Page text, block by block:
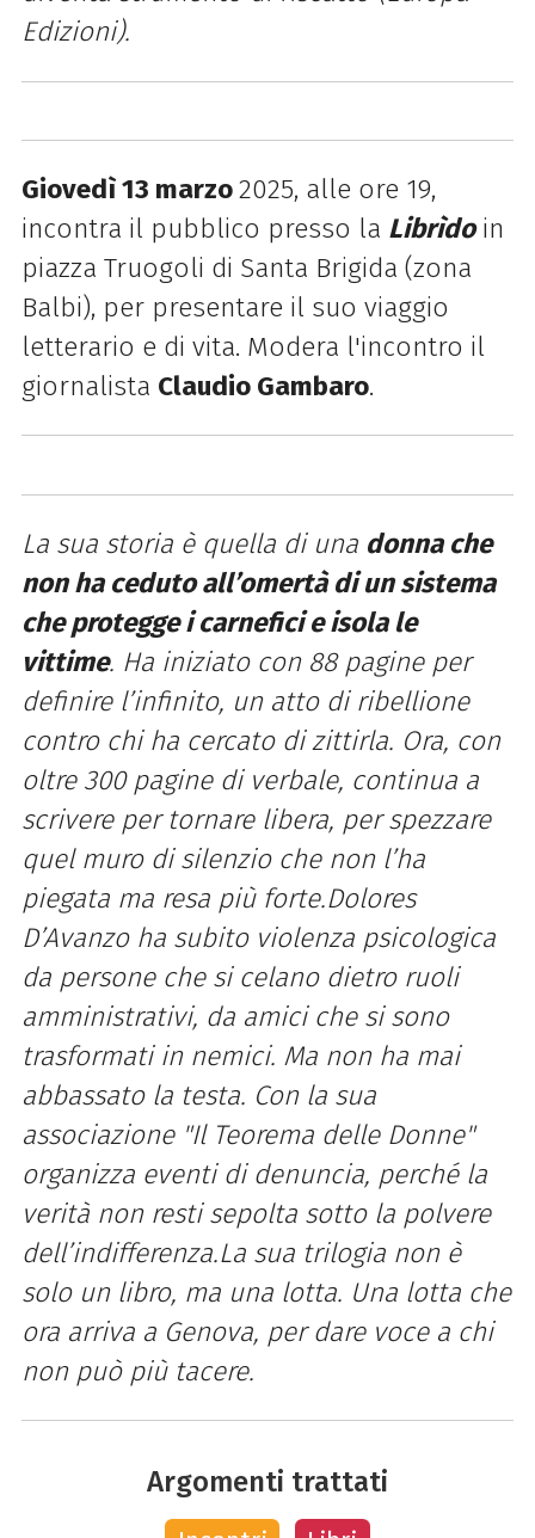
Edizioni).
Giovedì 13 marzo2025, alle ore 19,
incontra il pubblico presso la Librìdoin
piazza Truogoli di Santa Brigida (zona
Balbi), per presentare il suo viaggio
letterario e di vita. Modera l'incontro il
giornalista Claudio Gambaro.
La sua storia è quella di una donna che
non ha ceduto all’omertà di un sistema
che protegge i carnefici e isola le
vittime. Ha iniziato con 88 pagine per
definire l’infinito, un atto di ribellione
contro chi ha cercato di zittirla. Ora, con
oltre 300 pagine di verbale, continua a
scrivere per tornare libera, per spezzare
quel muro di silenzio che non l’ha
piegata ma resa più forte.Dolores
D’Avanzo ha subito violenza psicologica
da persone che si celano dietro ruoli
amministrativi, da amici che si sono
trasformati in nemici. Ma non ha mai
abbassato la testa. Con la sua
associazione "Il Teorema delle Donne"
organizza eventi di denuncia, perché la
verità non resti sepolta sotto la polvere
dell’indifferenza.La sua trilogia non è
solo un libro, ma una lotta. Una lotta che
ora arriva a Genova, per dare voce a chi
non può più tacere.
Argomenti trattati